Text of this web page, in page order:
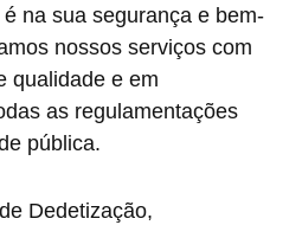
na sua segurança e bem-
nossos serviços com
qualidade e em
as regulamentações
pública.
Dedetização,